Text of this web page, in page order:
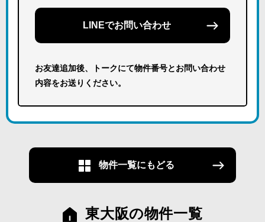
LINEでお問い合わせ
お友達追加後、トークにて物件番号とお問い合わせ
内容をお送りください。
物件一覧にもどる
東大阪の物件一覧